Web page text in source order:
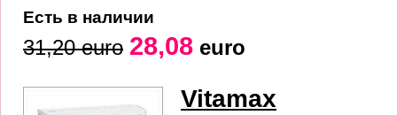
Есть в наличии
31,20 euro 28,08 euro
Vitamax